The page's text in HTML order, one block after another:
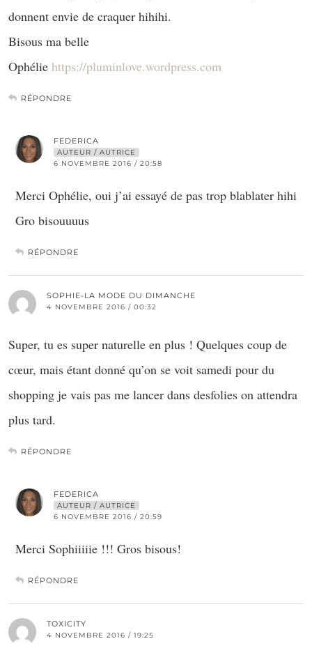
donnent envie de craquer hihihi.
Bisous ma belle
Ophélie https://pluminlove.wordpress.com
RÉPONDRE
FEDERICA
AUTEUR / AUTRICE
6 NOVEMBRE 2016 / 20:58
Merci Ophélie, oui j’ai essayé de pas trop blablater hihi
Gro bisouuuus
RÉPONDRE
SOPHIE-LA MODE DU DIMANCHE
4 NOVEMBRE 2016 / 00:32
Super, tu es super naturelle en plus ! Quelques coup de
cœur, mais étant donné qu’on se voit samedi pour du
shopping je vais pas me lancer dans desfolies on attendra
plus tard.
RÉPONDRE
FEDERICA
AUTEUR / AUTRICE
6 NOVEMBRE 2016 / 20:59
Merci Sophiiiiie !!! Gros bisous!
RÉPONDRE
TOXICITY
4 NOVEMBRE 2016 / 19:25